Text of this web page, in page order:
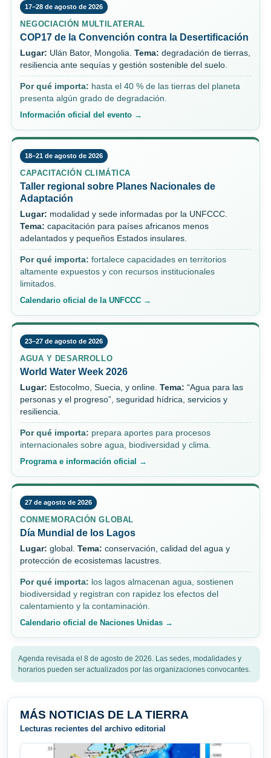
17–28 de agosto de 2026
NEGOCIACIÓN MULTILATERAL
COP17 de la Convención contra la Desertificación
Lugar: Ulán Bator, Mongolia. Tema: degradación de tierras,
resiliencia ante sequías y gestión sostenible del suelo.
Por qué importa: hasta el 40 % de las tierras del planeta
presenta algún grado de degradación.
Información oficial del evento →
18–21 de agosto de 2026
CAPACITACIÓN CLIMÁTICA
Taller regional sobre Planes Nacionales de
Adaptación
Lugar: modalidad y sede informadas por la UNFCCC.
Tema: capacitación para países africanos menos
adelantados y pequeños Estados insulares.
Por qué importa: fortalece capacidades en territorios
altamente expuestos y con recursos institucionales
limitados.
Calendario oficial de la UNFCCC →
23–27 de agosto de 2026
AGUA Y DESARROLLO
World Water Week 2026
Lugar: Estocolmo, Suecia, y online. Tema: “Agua para las
personas y el progreso”, seguridad hídrica, servicios y
resiliencia.
Por qué importa: prepara aportes para procesos
internacionales sobre agua, biodiversidad y clima.
Programa e información oficial →
27 de agosto de 2026
CONMEMORACIÓN GLOBAL
Día Mundial de los Lagos
Lugar: global. Tema: conservación, calidad del agua y
protección de ecosistemas lacustres.
Por qué importa: los lagos almacenan agua, sostienen
biodiversidad y registran con rapidez los efectos del
calentamiento y la contaminación.
Calendario oficial de Naciones Unidas →
Agenda revisada el 8 de agosto de 2026. Las sedes, modalidades y
horarios pueden ser actualizados por las organizaciones convocantes.
MÁS NOTICIAS DE LA TIERRA
Lecturas recientes del archivo editorial